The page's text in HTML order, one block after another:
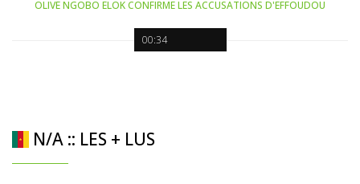
00:34
OLIVE NGOBO ELOK CONFIRME LES ACCUSATIONS D'EFFOUDOU
N/A :: LES + LUS